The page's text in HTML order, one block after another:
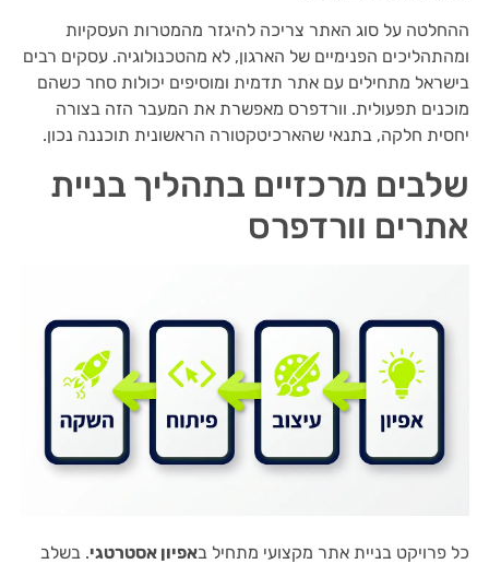
ההחלטה על סוג האתר צריכה להיגזר מהמטרות העסקיות
ומהתהליכים הפנימיים של הארגון, לא מהטכנולוגיה. עסקים רבים
בישראל מתחילים עם אתר תדמית ומוסיפים יכולות סחר כשהם
מוכנים תפעולית. וורדפרס מאפשרת את המעבר הזה בצורה
יחסית חלקה, בתנאי שהארכיטקטורה הראשונית תוכננה נכון.
שלבים מרכזיים בתהליך בניית
אתרים וורדפרס
כל פרויקט בניית אתר מקצועי מתחיל באפיון אסטרטגי. בשלב